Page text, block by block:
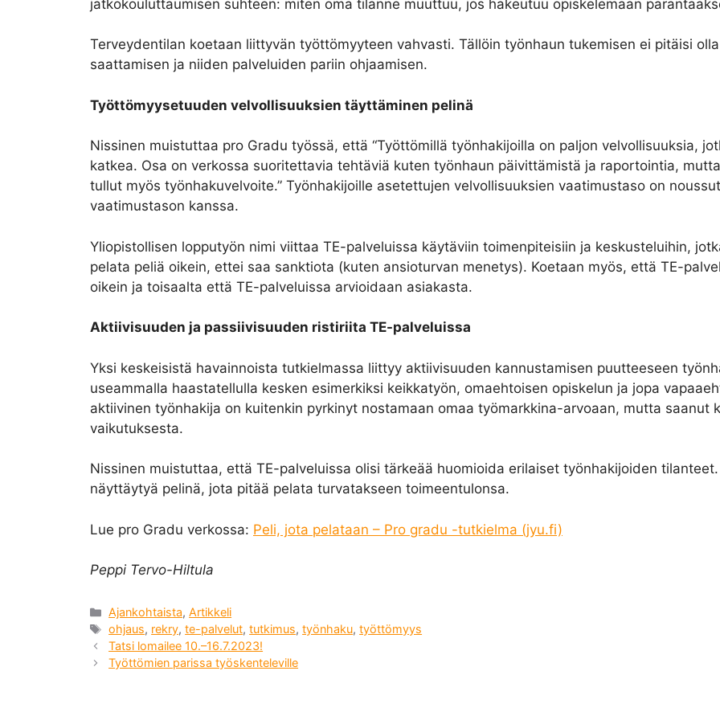
jatkokouluttaumisen suhteen: miten oma tilanne muuttuu, jos hakeutuu opiskelemaan
Terveydentilan koetaan liittyvän työttömyyteen vahvasti. Tällöin työnhaun tukemisen ei pitäisi
saattamisen ja niiden palveluiden pariin ohjaamisen.
Työttömyysetuuden velvollisuuksien täyttäminen pelinä
Nissinen muistuttaa pro Gradu työssä, että “Työttömillä työnhakijoilla on paljon velvollisuuksia,
katkea. Osa on verkossa suoritettavia tehtäviä kuten työnhaun päivittämistä ja raportointia,
tullut myös työnhakuvelvoite.” Työnhakijoille asetettujen velvollisuuksien vaatimustaso on
vaatimustason kanssa.
Yliopistollisen lopputyön nimi viittaa TE-palveluissa käytäviin toimenpiteisiin ja keskusteluihin,
pelata peliä oikein, ettei saa sanktiota (kuten ansioturvan menetys). Koetaan myös, että TE-
oikein ja toisaalta että TE-palveluissa arvioidaan asiakasta.
Aktiivisuuden ja passiivisuuden ristiriita TE-palveluissa
Yksi keskeisistä havainnoista tutkielmassa liittyy aktiivisuuden kannustamisen puutteeseen
useammalla haastatellulla kesken esimerkiksi keikkatyön, omaehtoisen opiskelun ja jopa
aktiivinen työnhakija on kuitenkin pyrkinyt nostamaan omaa työmarkkina-arvoaan, mutta saanut
vaikutuksesta.
Nissinen muistuttaa, että TE-palveluissa olisi tärkeää huomioida erilaiset työnhakijoiden
näyttäytyä pelinä, jota pitää pelata turvatakseen toimeentulonsa.
Lue pro Gradu verkossa: Peli, jota pelataan – Pro gradu -tutkielma (jyu.fi)
Peppi Tervo-Hiltula
Kategoriat
Ajankohtaista,Artikkeli
Avainsanat
ohjaus, rekry,te-palvelut,tutkimus,työnhaku,työttömyys
Tatsi lomailee 10.–16.7.2023!
Työttömien parissa työskenteleville